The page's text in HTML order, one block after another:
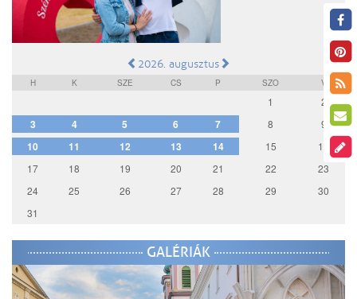
2026. augusztus
H K SZE CS P SZO V
1 2
3 4 5 6 7 8 9
10 11 12 13 14 15
16
17
18 19 20 21 22
23
24
25 26 27 28 29
30
31
GALÉRIÁK